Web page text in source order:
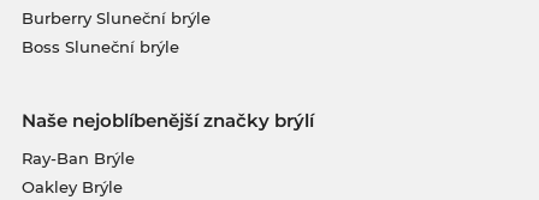
Burberry Sluneční brýle
Boss Sluneční brýle
Naše nejoblíbenější značky brýlí
Ray-Ban Brýle
Oakley Brýle